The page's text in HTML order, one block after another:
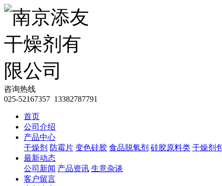
咨询热线
025-52167357 13382787791
首页
公司介绍
产品中心
干燥剂 防霉片 变色硅胶 食品脱氧剂 硅胶原料类 干燥剂
最新动态
公司新闻 产品资讯 生意杂谈
客户留言